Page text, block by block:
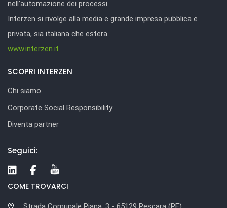
nell’automazione dei processi.
Interzen si rivolge alla media e grande impresa pubblica e
privata, sia italiana che estera.
www.interzen.it
SCOPRI INTERZEN
Chi siamo
Corporate Social Responsibility
Diventa partner
Seguici:
COME TROVARCI